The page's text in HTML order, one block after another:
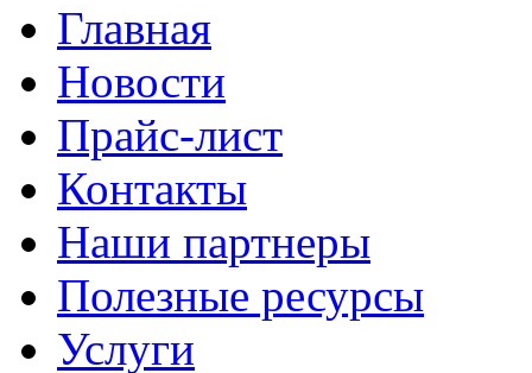
Главная
Новости
Прайс-лист
Контакты
Наши партнеры
Полезные ресурсы
Услуги